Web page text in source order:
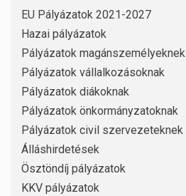
EU Pályázatok 2021-2027
Hazai pályázatok
Pályázatok magánszemélyeknek
Pályázatok vállalkozásoknak
Pályázatok diákoknak
Pályázatok önkormányzatoknak
Pályázatok civil szervezeteknek
Álláshirdetések
Ösztöndíj pályázatok
KKV pályázatok